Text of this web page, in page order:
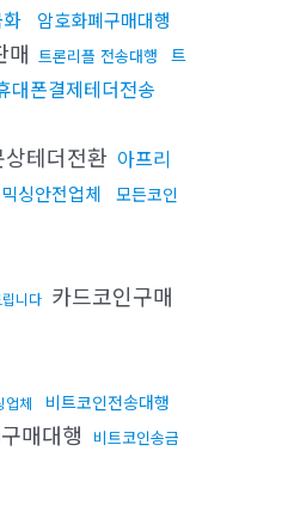
암호화폐구매대행
매 트론리플 전송대행
트
대폰결제테더전송
상테더전환 아프리
싱안전업체
모든코인
니다 카드코인구매
업체 비트코인전송대행
매대행
비트코인송금